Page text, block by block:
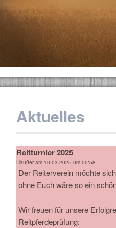
Aktuelles
Reitturnier 2025
Haußer am 10.03.2025 um 05:58
Der Reiterverein möchte
ohne Euch wäre so ein
Wir freuen für unsere
Reitpferdeprüfung: